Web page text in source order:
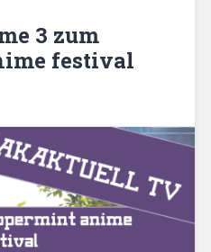
3 zum
festival